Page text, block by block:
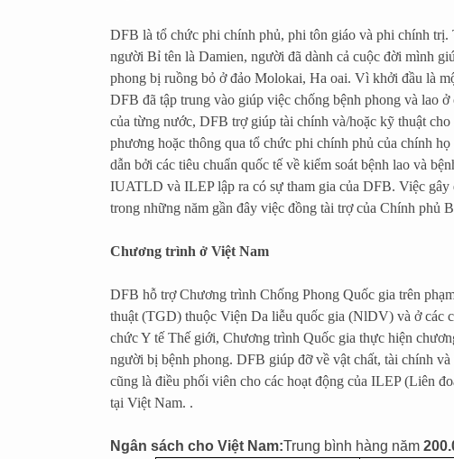
DFB là tổ chức phi chính phủ, phi tôn giáo và phi chính trị.
người Bỉ tên là Damien, người đã dành cả cuộc đời mình
phong bị ruồng bỏ ở đảo Molokai, Ha oai. Vì khởi đầu là
DFB đã tập trung vào giúp việc chống bệnh phong và lao
của từng nước, DFB trợ giúp tài chính và/hoặc kỹ thuật
phương hoặc thông qua tổ chức phi chính phủ của chính
dẫn bởi các tiêu chuẩn quốc tế về kiểm soát bệnh lao và
IUATLD và ILEP lập ra có sự tham gia của DFB. Việc
trong những năm gần đây việc đồng tài trợ của Chính phủ
Chương trình ở Việt Nam
DFB hỗ trợ Chương trình Chống Phong Quốc gia trên
thuật (TGD) thuộc Viện Da liễu quốc gia (NlDV) và ở các
chức Y tế Thế giới, Chương trình Quốc gia thực hiện
người bị bệnh phong. DFB giúp đỡ về vật chất, tài chính
cũng là điều phối viên cho các hoạt động của ILEP (Liên
tại Việt Nam. .
Ngân sách cho Việt Nam:Trung bình hàng năm